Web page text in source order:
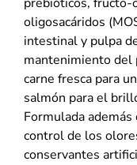
oligosacáridos
intestinal y pulpa
mantenimiento del
carne fresca para
salmón para el
Formulada además
control de los
conservantes